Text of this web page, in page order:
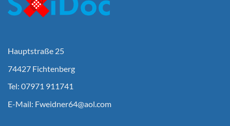
Hauptstraße 25
74427 Fichtenberg
Tel: 07971 911741
E-Mail: Fweidner64@aol.com